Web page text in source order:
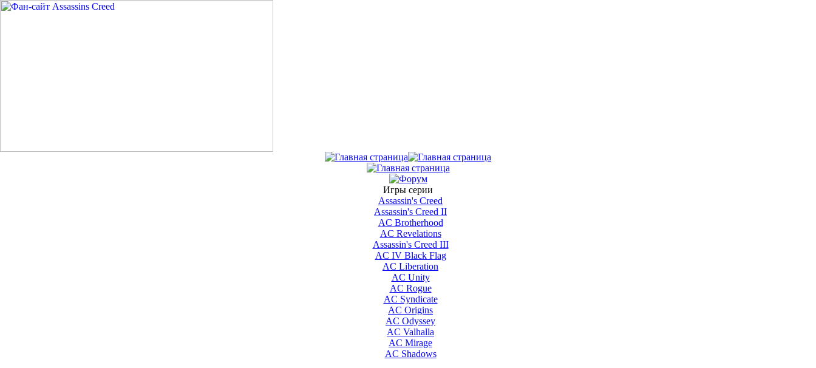
Игры серии
Assassin's Creed
Assassin's Creed II
AС Brotherhood
AC Revelations
Assassin's Creed III
AC IV Black Flag
AC Liberation
AC Unity
AC Rogue
AC Syndicate
AC Origins
AC Odyssey
AC Valhalla
AC Mirage
AC Shadows